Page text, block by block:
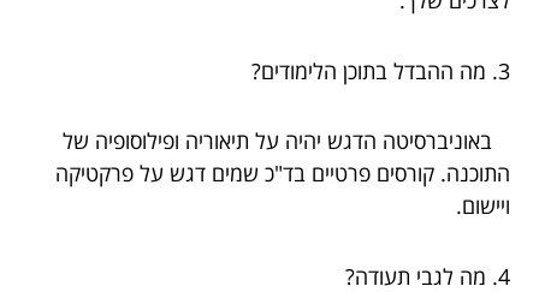
3. מה ההבדל בתוכן הלימודים?
באוניברסיטה הדגש יהיה על תיאוריה ופילוסופיה של
התוכנה. קורסים פרטיים בד"כ שמים דגש על פרקטיקה
ויישום.
4. מה לגבי תעודה?